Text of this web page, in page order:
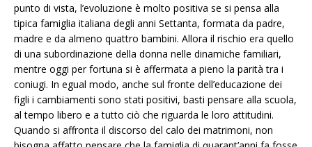
punto di vista, l’evoluzione è molto positiva se si pensa alla
tipica famiglia italiana degli anni Settanta, formata da padre,
madre e da almeno quattro bambini. Allora il rischio era quello
di una subordinazione della donna nelle dinamiche familiari,
mentre oggi per fortuna si è affermata a pieno la parità tra i
coniugi. In egual modo, anche sul fronte dell’educazione dei
figli i cambiamenti sono stati positivi, basti pensare alla scuola,
al tempo libero e a tutto ciò che riguarda le loro attitudini.
Quando si affronta il discorso del calo dei matrimoni, non